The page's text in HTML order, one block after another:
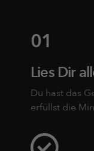
01
Lies Dir
Du hast das
erfüllst die